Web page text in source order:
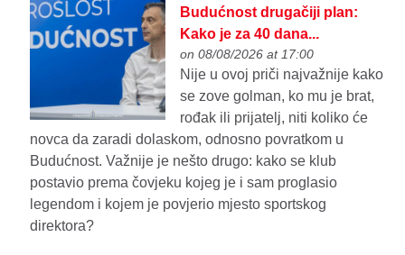
Budućnost drugačiji plan:
Kako je za 40 dana...
on 08/08/2026 at 17:00
Nije u ovoj priči najvažnije kako
se zove golman, ko mu je brat,
rođak ili prijatelj, niti koliko će
novca da zaradi dolaskom, odnosno povratkom u
Budućnost. Važnije je nešto drugo: kako se klub
postavio prema čovjeku kojeg je i sam proglasio
legendom i kojem je povjerio mjesto sportskog
direktora?